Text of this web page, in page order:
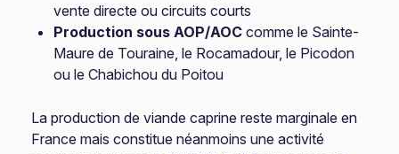
vente directe ou circuits courts
Production sous AOP/AOC comme le Sainte-
Maure de Touraine, le Rocamadour, le Picodon
ou le Chabichou du Poitou
La production de viande caprine reste marginale en
France mais constitue néanmoins une activité